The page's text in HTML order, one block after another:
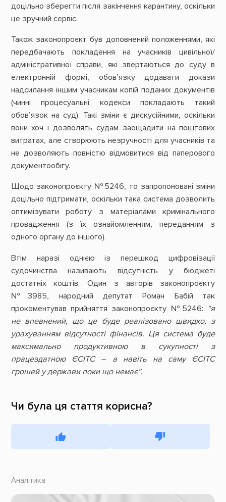
доцільно зберегти після закінчення карантину, оскільки
це зручний сервіс.
Також законопроєкт був доповнений положеннями, які
передбачають покладення на учасників цивільної/
адміністративної справи, які звертаються до суду в
електронній формі, обов’язку додавати докази
надсилання іншим учасникам копій поданих документів
(чинні процесуальні кодекси покладають такий
обов’язок на суд). Такі зміни є дискусійними, оскільки
вони хоч і дозволять судам заощадити на поштових
витратах, але створюють незручності для учасників та
не дозволяють повністю відмовитися від паперового
документообігу.
Щодо законопроєкту №5246, то запропоновані зміни
доцільно підтримати, оскільки така система дозволить
оптимізувати роботу з матеріалами кримінального
провадження (з їх ознайомленням, переданням з
одного органу до іншого).
Втім наразі однією із перешкод цифровізації
судочинства називають відсутність у бюджеті
достатніх коштів. Один з авторів законопроєкту
№3985, народний депутат Роман Бабій так
прокоментував прийняття законопроєкту №5246: “я
не впевнений, що це буде реалізовано швидко, з
урахуванням відсутності фінансів. Ця система буде
максимально продуктивною в сукупності з
працездатною ЄСІТС – а навіть на саму ЄСІТС
грошей у держави поки що немає”.
Чи була ця стаття корисна?
Аналітика